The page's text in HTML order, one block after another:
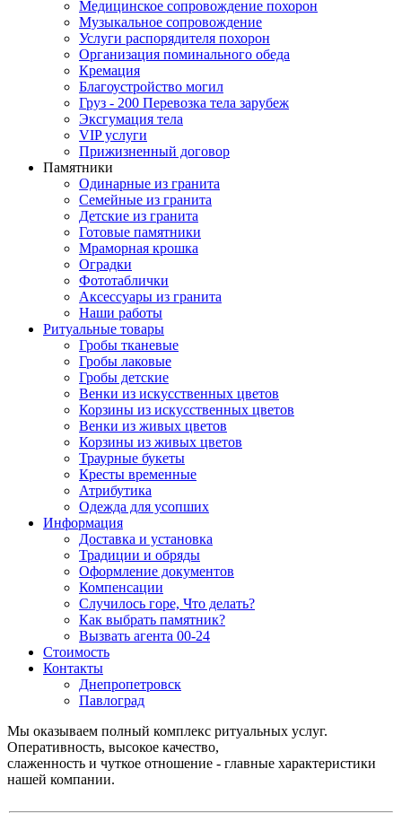
Медицинское сопровождение похорон
Музыкальное сопровождение
Услуги распорядителя похорон
Организация поминального обеда
Кремация
Благоустройство могил
Груз - 200 Перевозка тела зарубеж
Эксгумация тела
VIP услуги
Прижизненный договор
Памятники
Одинарные из гранита
Семейные из гранита
Детские из гранита
Готовые памятники
Мраморная крошка
Оградки
Фототаблички
Аксессуары из гранита
Наши работы
Ритуальные товары
Гробы тканевые
Гробы лаковые
Гробы детские
Венки из искусственных цветов
Корзины из искусственных цветов
Венки из живых цветов
Корзины из живых цветов
Траурные букеты
Кресты временные
Атрибутика
Одежда для усопших
Информация
Доставка и установка
Традиции и обряды
Оформление документов
Компенсации
Случилось горе, Что делать?
Как выбрать памятник?
Вызвать агента 00-24
Стоимость
Контакты
Днепропетровск
Павлоград
Мы оказываем полный комплекс ритуальных услуг.
Оперативность, высокое качество,
слаженность и чуткое отношение - главные характеристики
нашей компании.